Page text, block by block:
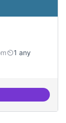
1 any
digitals i